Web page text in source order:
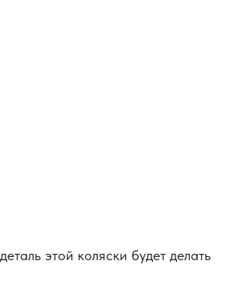
этой коляски будет делать